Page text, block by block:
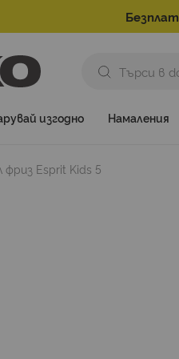
изгодно Намаления
фриз Esprit Kids 5